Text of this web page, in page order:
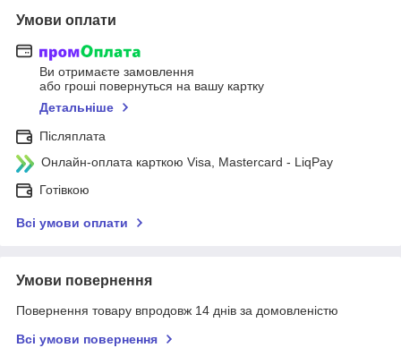
Умови оплати
Ви отримаєте замовлення
або гроші повернуться на вашу картку
Детальніше
Післяплата
Онлайн-оплата карткою Visa, Mastercard - LiqPay
Готівкою
Всі умови оплати
Умови повернення
Повернення товару впродовж 14 днів за домовленістю
Всі умови повернення